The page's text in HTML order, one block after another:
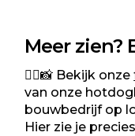
Meer zien?
👷‍♂️📸 Bekijk onze
van onze
bouwbedrijf op
Hier zie je